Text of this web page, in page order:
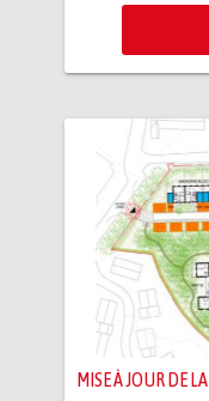
MISE À JOUR DE